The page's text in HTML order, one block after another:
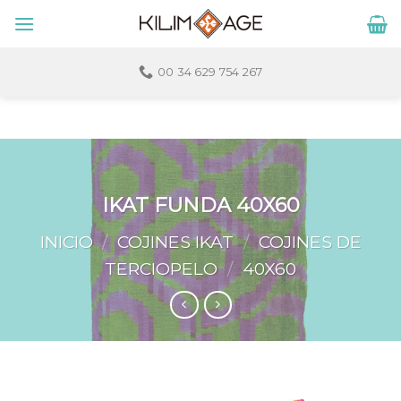
00 34 629 754 267
IKAT FUNDA 40X60
INICIO / COJINES IKAT / COJINES DE
TERCIOPELO / 40X60